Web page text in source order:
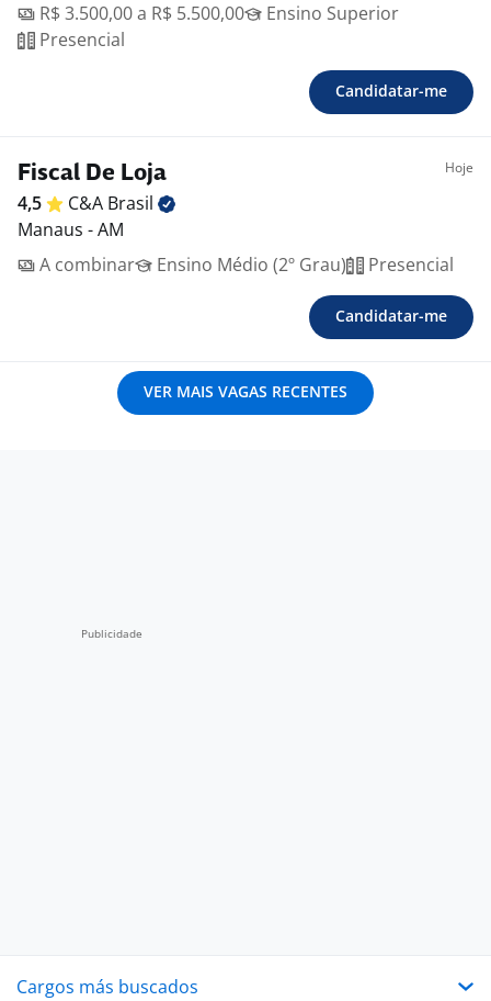
R$ 3.500,00 a R$ 5.500,00
Ensino Superior
Presencial
Candidatar-me
Fiscal De Loja Hoje
4,5 C&A Brasil
Manaus - AM
A combinar
Ensino Médio (2º Grau) Presencial
Candidatar-me
VER MAIS VAGAS RECENTES
Cargos más buscados